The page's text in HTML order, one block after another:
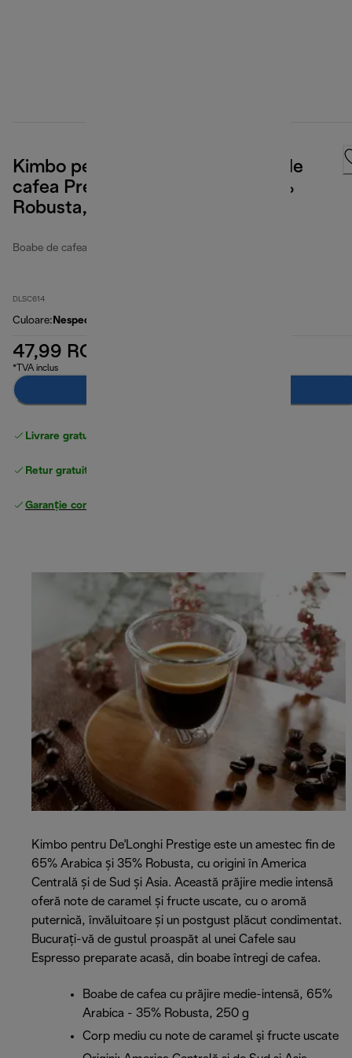
Kimbo pentru De'Longhi, Boabe de
cafea Prestige, 65% Arabica 35%
Robusta, 250 g
Boabe de cafea
DLSC614
Culoare: Nespecificat
47,99 RON
*TVA inclus
Livrare gratuită standard
Retur gratuit
Garanție completă
Kimbo pentru De'Longhi Prestige este un amestec fin de
65% Arabica și 35% Robusta, cu origini în America
Centrală și de Sud și Asia. Această prăjire medie intensă
oferă note de caramel și fructe uscate, cu o aromă
puternică, învăluitoare și un postgust plăcut condimentat.
Bucurați-vă de gustul proaspăt al unei Cafele sau
Espresso preparate acasă, din boabe întregi de cafea.
Boabe de cafea cu prăjire medie-intensă, 65%
Arabica - 35% Robusta, 250 g
Corp mediu cu note de caramel şi fructe uscate